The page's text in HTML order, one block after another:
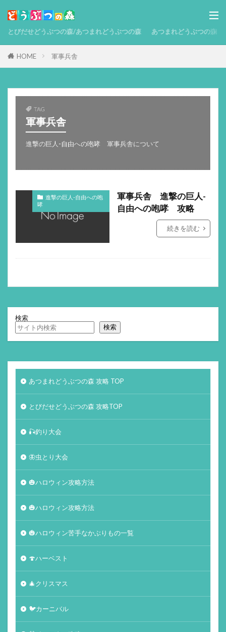
とびだせどうぶつの森/あつまれどうぶつの森 あつまれどうぶつの森
HOME 軍事兵舎
TAG
軍事兵舎
進撃の巨人-自由への咆哮 軍事兵舎について
進撃の巨人-自由への咆
哮
軍事兵舎 進撃の巨人-
自由への咆哮 攻略
続きを読む
検索
検索
あつまれどうぶつの森 攻略 TOP
とびだせどうぶつの森 攻略TOP
🎣釣り大会
🦋虫とり大会
🎃ハロウィン攻略方法
🎃ハロウィン攻略方法
🎃ハロウィン苦手なかぶりもの一覧
🍄ハーベスト
🎄クリスマス
🐦カーニバル